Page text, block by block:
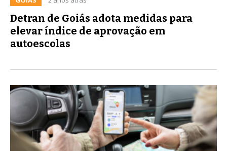
Detran de Goiás adota medidas para
elevar índice de aprovação em
autoescolas